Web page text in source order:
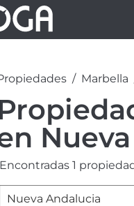
Marbella
Encontradas 1
Nueva Andalucia